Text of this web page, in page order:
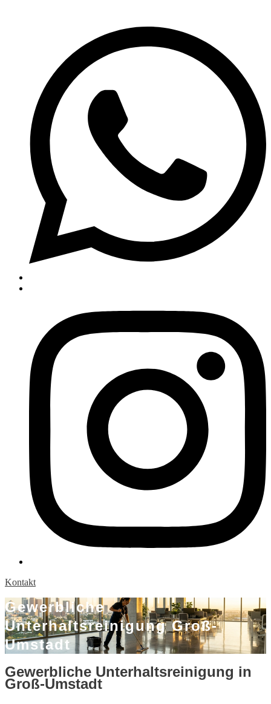
Kontakt
Gewerbliche
Unterhaltsreinigung Groß-
Umstadt
Gewerbliche Unterhaltsreinigung in
Groß-Umstadt